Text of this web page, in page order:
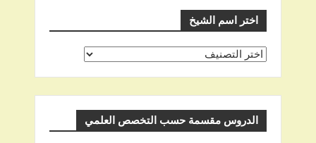
اختر اسم الشيخ
اختر
الدروس مقسمة حسب التخصص العلمي